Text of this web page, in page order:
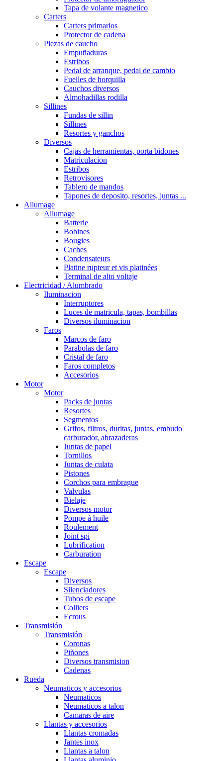
Tapa de volante magnetico
Carters
Carters primarios
Protector de cadena
Piezas de caucho
Empuñaduras
Estribos
Pedal de arranque, pedal de cambio
Fuelles de horquilla
Cauchos diversos
Almohadillas rodilla
Sillines
Fundas de sillin
Sillines
Resortes y ganchos
Diversos
Cajas de herramientas, porta bidones
Matriculacion
Estribos
Retrovisores
Tablero de mandos
Tapones de deposito, resortes, juntas ...
Allumage
Allumage
Batterie
Bobines
Bougies
Caches
Condensateurs
Platine rupteur et vis platinées
Terminal de alto voltaje
Electricidad / Alumbrado
Iluminacion
Interruptores
Luces de matricula, tapas, bombillas
Diversos iluminacion
Faros
Marcos de faro
Parabolas de faro
Cristal de faro
Faros completos
Accesorios
Motor
Motor
Packs de juntas
Resortes
Segmentos
Grifos, filtros, duritas, juntas, embudo
carburador, abrazaderas
Juntas de papel
Tornillos
Juntas de culata
Pistones
Corchos para embrague
Valvulas
Bielaje
Diversos motor
Pompe à huile
Roulement
Joint spi
Lubrification
Carburation
Escape
Escape
Diversos
Silenciadores
Tubos de escape
Colliers
Ecrous
Transmisión
Transmisión
Coronas
Piñones
Diversos transmision
Cadenas
Rueda
Neumaticos y accesorios
Neumaticos
Neumaticos a talon
Camaras de aire
Llantas y accesorios
Llantas cromadas
Jantes inox
Llantas a talon